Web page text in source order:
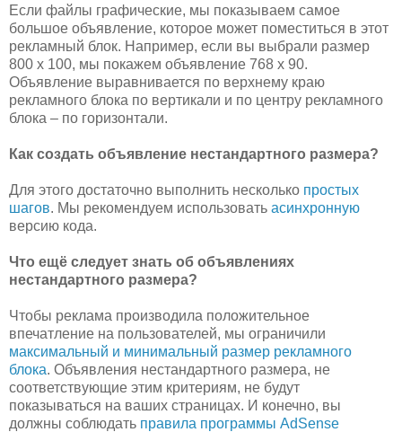
Если файлы графические, мы показываем самое
большое объявление, которое может поместиться в этот
рекламный блок. Например, если вы выбрали размер
800 x 100, мы покажем объявление 768 x 90.
Объявление выравнивается по верхнему краю
рекламного блока по вертикали и по центру рекламного
блока – по горизонтали.
Как создать объявление нестандартного размера?
Для этого достаточно выполнить несколько простых
шагов. Мы рекомендуем использовать асинхронную
версию кода.
Что ещё следует знать об объявлениях
нестандартного размера?
Чтобы реклама производила положительное
впечатление на пользователей, мы ограничили
максимальный и минимальный размер рекламного
блока. Объявления нестандартного размера, не
соответствующие этим критериям, не будут
показываться на ваших страницах. И конечно, вы
должны соблюдать правила программы AdSense